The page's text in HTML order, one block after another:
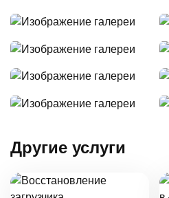
Другие услуги